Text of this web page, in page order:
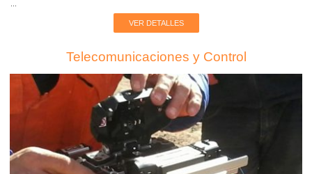
VER DETALLES
Telecomunicaciones y Control